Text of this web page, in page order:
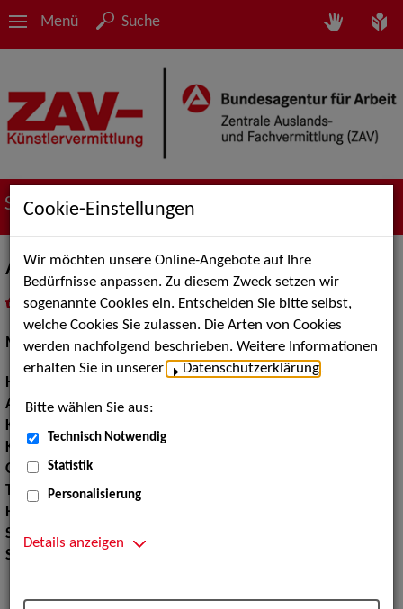
Menü Suche
Suche nach Künstler*innen
Aaron H.
als PDF speichern
inMeine Merklistelegen
Models / Werbung:Fotomodell
Haarfarbe:
Augenfarbe:braun, braun
Körpergröße:
Konfektionsgröße:
Oberweite:103
Taille:
81
Hüfte:
Schuhgröße:
43
Specials:
Cookie-Einstellungen
Wir möchten unsere Online-Angebote auf Ihre
Bedürfnisse anpassen. Zu diesem Zweck setzen wir
sogenannte Cookies ein. Entscheiden Sie bitte selbst,
welche Cookies Sie zulassen. Die Arten von Cookies
werden nachfolgend beschrieben. Weitere Informationen
erhalten Sie in unserer
Datenschutzerklärung
Bitte wählen Sie aus:
Technisch Notwendig
Statistik
Personalisierung
Details anzeigen